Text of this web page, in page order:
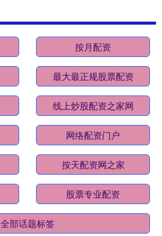
按月配资
最大最正规股票配资
线上炒股配资之家网
网络配资门户
按天配资网之家
股票专业配资
全部话题标签